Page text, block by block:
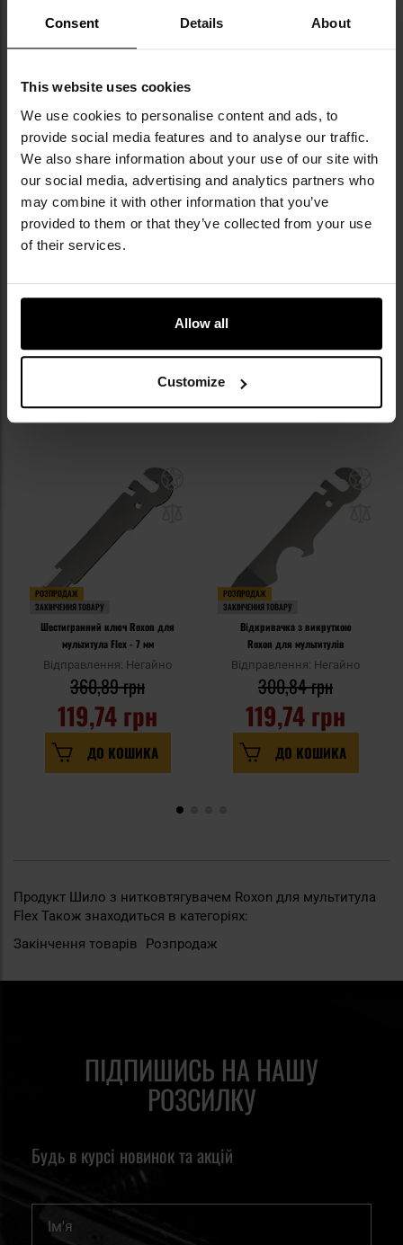
Consent Details About
This website uses cookies
We use cookies to personalise content and ads, to
provide social media features and to analyse our traffic.
We also share information about your use of our site with
our social media, advertising and analytics partners who
may combine it with other information that you’ve
provided to them or that they’ve collected from your use
of their services.
Allow all
Customize
ТЕХНІЧНІ ДАНІ
Докладніше
EAN
850061654083
Код виробника
FTS1-8
Виробник
ROXON
ВАРТО ДОКУПИТИ
ПІДІБРАНІ ДЛЯ ВАС
РОЗПРОДАЖ
ЗАКІНЧЕННЯ ТОВАРУ
Шестигранний ключ Roxon для
мультитула Flex - 7 мм
Відправлення: Негайно
119,74 грн
360,89 грн
ДО КОШИКА
РОЗПРОДАЖ
ЗАКІНЧЕННЯ ТОВАРУ
Відкривачка з викруткою
Roxon для мультитулів
Відправлення: Негайно
119,74 грн
300,84 грн
ДО КОШИКА
Продукт Шило з нитковтягувачем Roxon для мультитула
Flex Також знаходиться в категоріях:
Закінчення товарів
Розпродаж
ПІДПИШИСЬ НА НАШУ
РОЗСИЛКУ
Будь в курсі новинок та акцій